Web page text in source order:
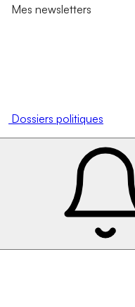
Mes newsletters
Dossiers politiques